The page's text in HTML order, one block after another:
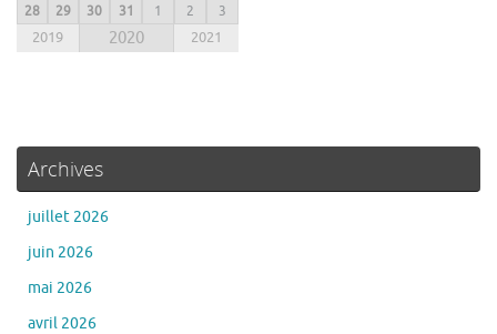
28
29 30 31 1 2 3
2019 2020 2021
Archives
juillet 2026
juin 2026
mai 2026
avril 2026